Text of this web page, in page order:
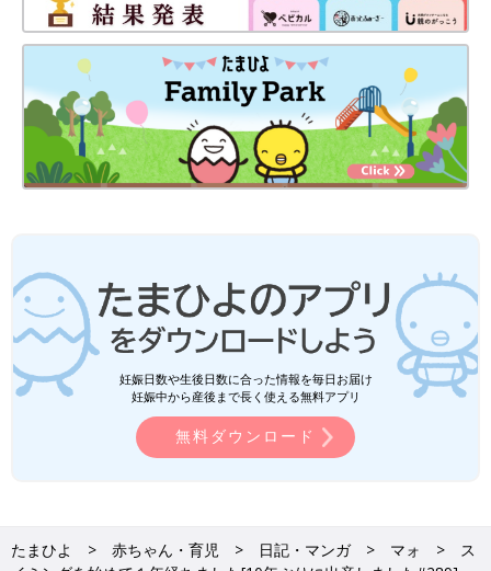
妊娠日数や生後日数に合った情報を毎日お届け
妊娠中から産後まで長く使える無料アプリ
無料ダウンロード
たまひよ 赤ちゃん・育児 日記・マンガ マォ
ス